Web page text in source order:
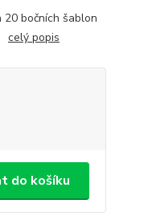
bočních šablon
celý popis
do košíku